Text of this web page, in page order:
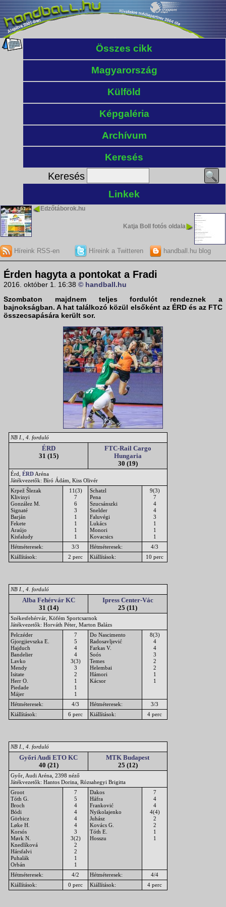
Összes cikk
Magyarország
Külföld
Képgaléria
Archívum
Keresés
Keresés
Linkek
Edzőtáborok.hu
Katja Boll fotós oldala
Híreink RSS-en Híreink a Twitteren handball.hu blog
Érden hagyta a pontokat a Fradi
2016. október 1. 16:38 © handball.hu
Szombaton majdnem teljes fordulót rendeznek a
bajnokságban. A hat találkozó közül elsőként az ÉRDés az FTC
összecsapására került sor.
NB I., 4. forduló
ÉRD
31 (15)
FTC-Rail Cargo
Hungaria
30 (19)
Érd, ÉRD Aréna
Játékvezetők: Bíró Ádám, Kiss Olivér
Krpež Šlezak
Klivinyi
González M.
Signaté
Barján
Fekete
Araújo
Kisfaludy
11(3)
7
6
3
1
1
1
1
Schatzl
Pena
Szucsánszki
Snelder
Faluvégi
Lukács
Monori
Kovacsics
9(3)
7
4
4
3
1
1
1
Hétméteresek:
3/3 Hétméteresek:
4/3
Kiállítások:
2 perc Kiállítások: 10 perc
NB I., 4. forduló
Alba Fehérvár KC
31 (14)
Ipress Center-Vác
25 (11)
Székesfehérvár, Köfém Sportcsarnok
Játékvezetők: Horváth Péter, Marton Balázs
Pelczéder
Gjorgjievszka E.
Hajduch
Bandelier
Lavko
Mendy
Isitate
Herr O.
Piedade
Májer
7
5
4
4
3(3)
3
2
1
1
1
Do Nascimento
Radosavljević
Farkas V.
Soós
Temes
Helembai
Hámori
Kácsor
8(3)
4
4
3
2
2
1
1
Hétméteresek: 4/3 Hétméteresek:
3/3
Kiállítások:
6 perc Kiállítások: 4 perc
NB I., 4. forduló
Győri Audi ETO KC
40 (21)
MTK Budapest
25 (12)
Győr, Audi Aréna, 2398 néző
Játékvezetők: Hantos Dorina, Rózsahegyi Brigitta
Groot
Tóth G.
Broch
Bódi
Görbicz
Løke H.
Korsós
Mørk N.
Knedlíková
Hársfalvi
Puhalák
Orbán
7
5
4
4
4
4
3
3(2)
2
2
1
1
Dakos
Háfra
Franković
Nyikolajenko
Juhász
Kovács G.
Tóth E.
Hosszu
7
4
4
4(4)
2
2
1
1
Hétméteresek: 4/2 Hétméteresek:
4/4
Kiállítások:
0 perc Kiállítások: 4 perc